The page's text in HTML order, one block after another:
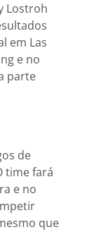
Lostroh
em Las
e no
parte
de
time fará
e no
que